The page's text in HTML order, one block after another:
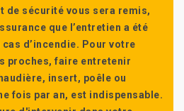
de sécurité vous sera remis,
que l’entretien a été
d’incendie. Pour votre
proches, faire entretenir
insert, poêle ou
fois par an, est indispensable.